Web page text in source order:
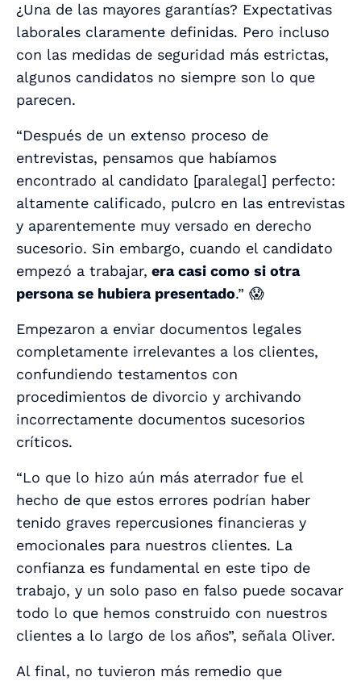
¿Una de las mayores garantías? Expectativas
laborales claramente definidas. Pero incluso
con las medidas de seguridad más estrictas,
algunos candidatos no siempre son lo que
parecen.
“Después de un extenso proceso de
entrevistas, pensamos que habíamos
encontrado al candidato [paralegal] perfecto:
altamente calificado, pulcro en las entrevistas
y aparentemente muy versado en derecho
sucesorio. Sin embargo, cuando el candidato
empezó a trabajar, era casi como si otra
persona se hubiera presentado.” 😱
Empezaron a enviar documentos legales
completamente irrelevantes a los clientes,
confundiendo testamentos con
procedimientos de divorcio y archivando
incorrectamente documentos sucesorios
críticos.
“Lo que lo hizo aún más aterrador fue el
hecho de que estos errores podrían haber
tenido graves repercusiones financieras y
emocionales para nuestros clientes. La
confianza es fundamental en este tipo de
trabajo, y un solo paso en falso puede socavar
todo lo que hemos construido con nuestros
clientes a lo largo de los años”, señala Oliver.
Al final, no tuvieron más remedio que